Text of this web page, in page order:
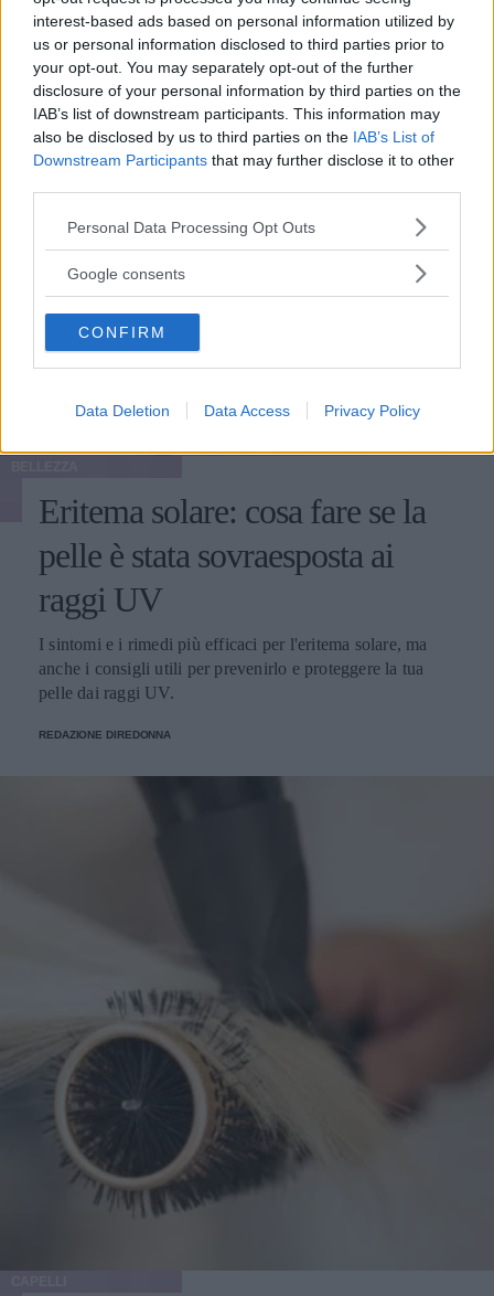
interest-based ads based on personal information utilized by
us or personal information disclosed to third parties prior to
your opt-out. You may separately opt-out of the further
disclosure of your personal information by third parties on the
IAB’s list of downstream participants. This information may
also be disclosed by us to third parties on the IAB’s List of
Downstream Participants that may further disclose it to other
Please note that this website/app uses one or more Google
not limited to your visit or usage behaviour. You may click to
use your data for below specified purposes in below Google
consent section.
Personal Data Processing Opt Outs
Google consents
CONFIRM
Data Deletion Data Access Privacy Policy
Eritema solare: cosa fare se la
pelle è stata sovraesposta ai
raggi UV
I sintomi e i rimedi più efficaci per l'eritema solare, ma
anche i consigli utili per prevenirlo e proteggere la tua
pelle dai raggi UV.
REDAZIONE DIREDONNA